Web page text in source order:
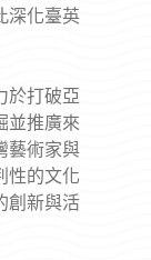
深化臺英
於打破亞
並推廣來
藝術家與
性的文化
創新與活